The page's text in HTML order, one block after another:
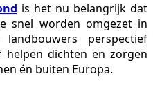
is het nu belangrijk dat
snel worden omgezet in
perspectief
helpen dichten en zorgen
én buiten Europa.